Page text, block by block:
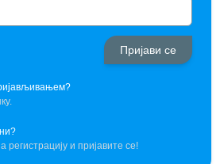
и пријавите се!